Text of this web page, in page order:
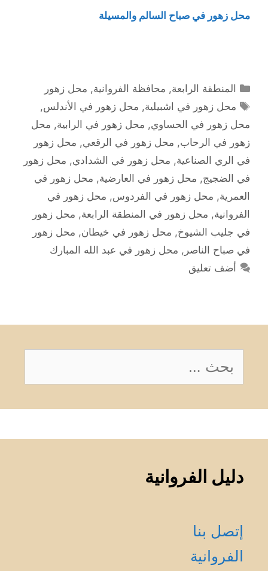
محل زهور في صباح السالم والمسيلة
التصنيفات
المنطقة الرابعة, محافظة الفروانية, محل زهور
الوسوم
محل زهور في اشبيلية, محل زهور في الأندلس,
محل زهور في الحساوي, محل زهور في الرابية, محل
زهور في الرحاب, محل زهور في الرقعي, محل زهور
في الري الصناعية, محل زهور في الشدادي, محل زهور
في الضجيج, محل زهور في العارضية, محل زهور في
العمرية, محل زهور في الفردوس, محل زهور في
الفروانية, محل زهور في المنطقة الرابعة, محل زهور
في جليب الشيوخ, محل زهور في خيطان, محل زهور
في صباح الناصر , محل زهور في عبد الله المبارك
أضف تعليق
عن:
دليل الفروانية
إتصل بنا
الفروانية